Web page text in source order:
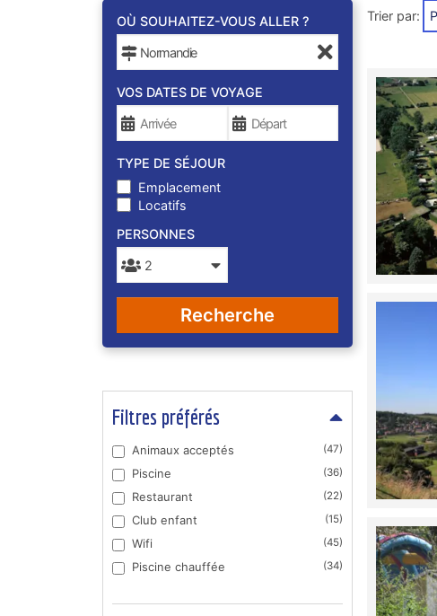
OÙ SOUHAITEZ-VOUS ALLER ?
VOS DATES DE VOYAGE
TYPE DE SÉJOUR
Emplacement
Locatifs
PERSONNES
Recherche
Filtres préférés
Animaux acceptés (47)
Piscine (36)
Restaurant (22)
Club enfant (15)
Wifi (45)
Piscine chauffée (34)
Trier par: